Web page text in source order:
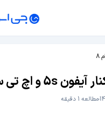
مطالعه 1 دقیقه